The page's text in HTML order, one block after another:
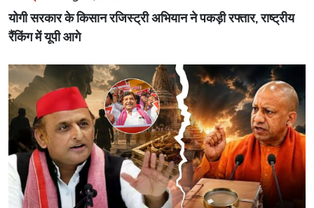
योगी सरकार के किसान रजिस्ट्री अभियान ने पकड़ी रफ्तार, राष्ट्रीय
रैंकिंग में यूपी आगे